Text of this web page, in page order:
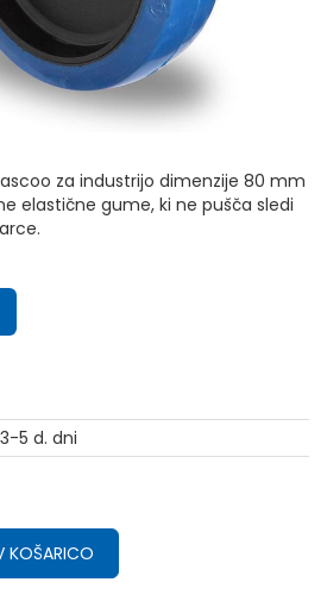
za industrijo dimenzije 80 mm
elastične gume, ki ne pušča sledi
5 d. dni
KOŠARICO